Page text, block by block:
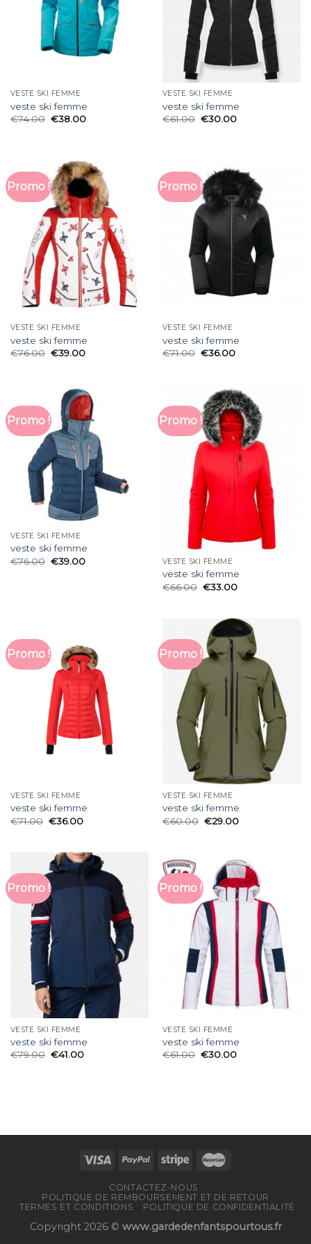
VESTE SKI FEMME
veste ski femme
€74.00 €38.00
VESTE SKI FEMME
veste ski femme
€61.00 €30.00
Promo !
VESTE SKI FEMME
veste ski femme
€76.00 €39.00
Promo !
VESTE SKI FEMME
veste ski femme
€71.00 €36.00
Promo !
VESTE SKI FEMME
veste ski femme
€76.00 €39.00
Promo !
VESTE SKI FEMME
veste ski femme
€66.00 €33.00
Promo !
VESTE SKI FEMME
veste ski femme
€71.00 €36.00
Promo !
VESTE SKI FEMME
veste ski femme
€60.00 €29.00
Promo !
VESTE SKI FEMME
veste ski femme
€79.00 €41.00
Promo !
VESTE SKI FEMME
veste ski femme
€61.00 €30.00
CONTACTEZ-NOUS
POLITIQUE DE REMBOURSEMENT ET DE RETOUR
TERMES ET CONDITIONS
POLITIQUE DE CONFIDENTIALITÉ
Copyright 2026 © www.gardedenfantspourtous.fr